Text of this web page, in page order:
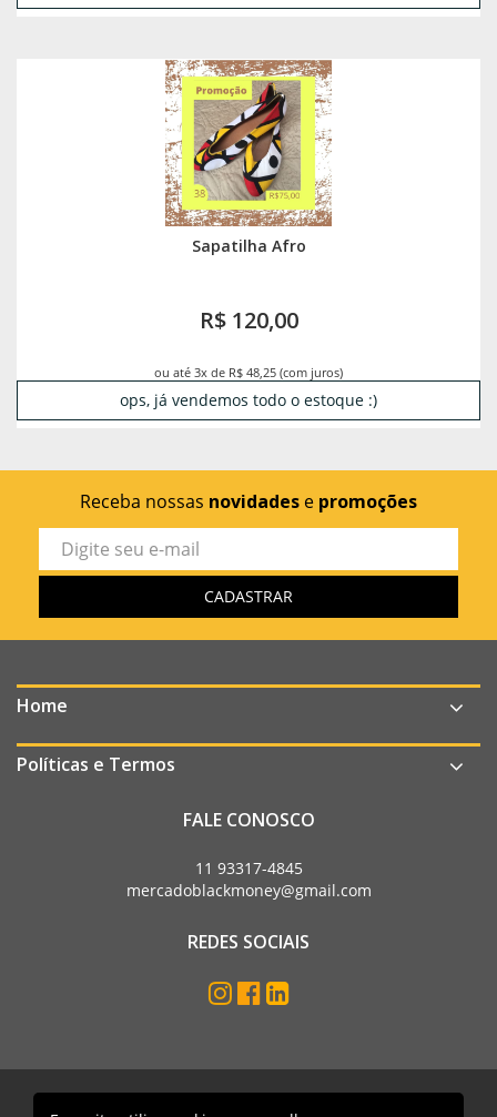
Sapatilha Afro
R$ 120,00
ou até 3x de R$ 48,25 (com juros)
ops, já vendemos todo o estoque :)
Receba nossas novidades e promoções
Home
Políticas e Termos
FALE CONOSCO
11 93317-4845
mercadoblackmoney@gmail.com
REDES SOCIAIS